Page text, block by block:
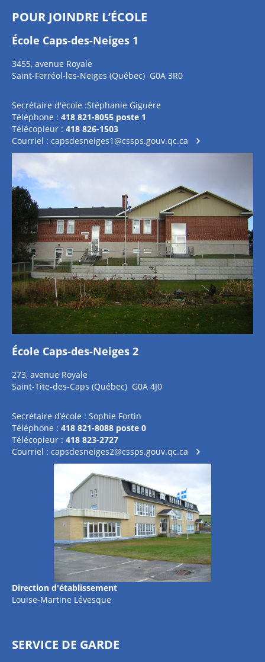
POUR JOINDRE L’ÉCOLE
École Caps-des-Neiges 1
3455, avenue Royale
Saint-Ferréol-les-Neiges (Québec) G0A 3R0
Secrétaire d'école :Stéphanie Giguère
Téléphone : 418 821-8055 poste 1
Télécopieur : 418 826-1503
Courriel : capsdesneiges1@cssps.gouv.qc.ca
École Caps-des-Neiges 2
273, avenue Royale
Saint-Tite-des-Caps (Québec) G0A 4J0
Secrétaire d’école : Sophie Fortin
Téléphone : 418 821-8088 poste 0
Télécopieur : 418 823-2727
Courriel : capsdesneiges2@cssps.gouv.qc.ca
Direction d'établissement
Louise-Martine Lévesque
SERVICE DE GARDE